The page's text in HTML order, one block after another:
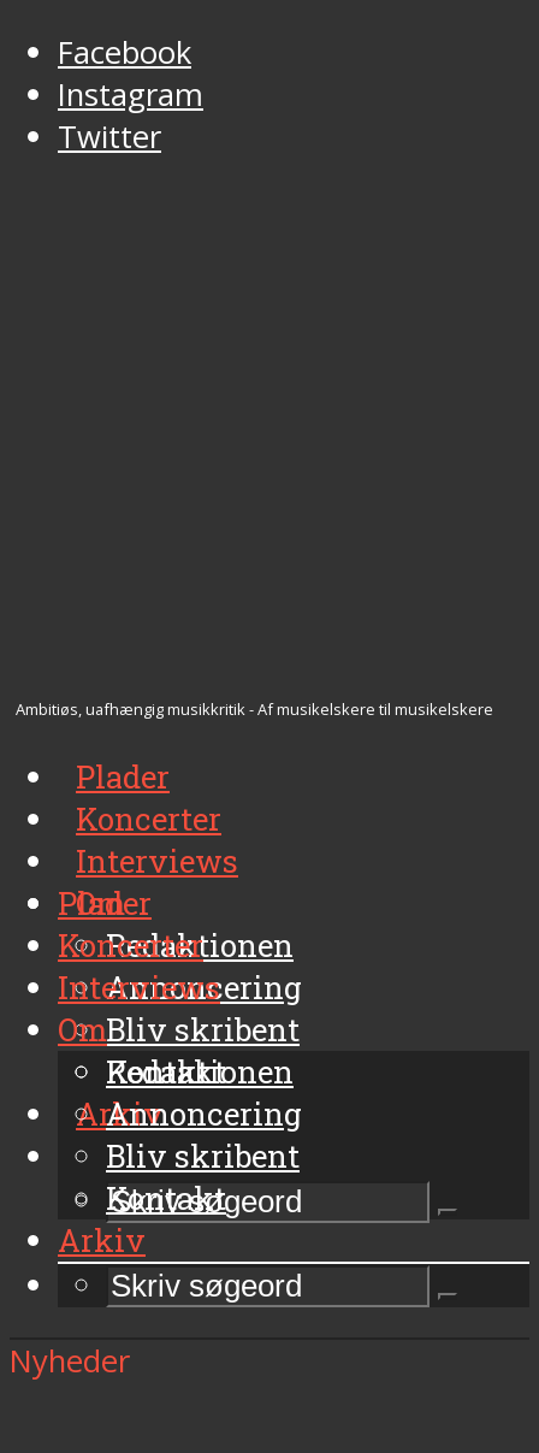
Facebook
Instagram
Twitter
Ambitiøs, uafhængig musikkritik - Af musikelskere til musikelskere
Plader
Koncerter
Interviews
Om
Redaktionen
Annoncering
Bliv skribent
Kontakt
Arkiv
Plader
Koncerter
Interviews
Om
Redaktionen
Annoncering
Bliv skribent
Kontakt
Arkiv
Nyheder